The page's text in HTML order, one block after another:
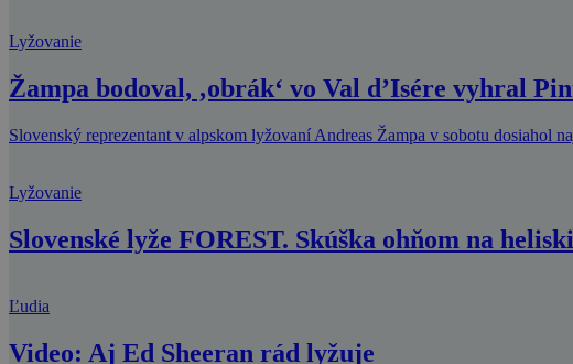
Lyžovanie
Žampa bodoval, ‚obrák‘ vo Val d’Isére vyhral
Slovenský reprezentant v alpskom lyžovaní Andreas Žampa v sobotu dosiahol
Lyžovanie
Slovenské lyže FOREST. Skúška ohňom na heliski
Ľudia
Video: Aj Ed Sheeran rád lyžuje